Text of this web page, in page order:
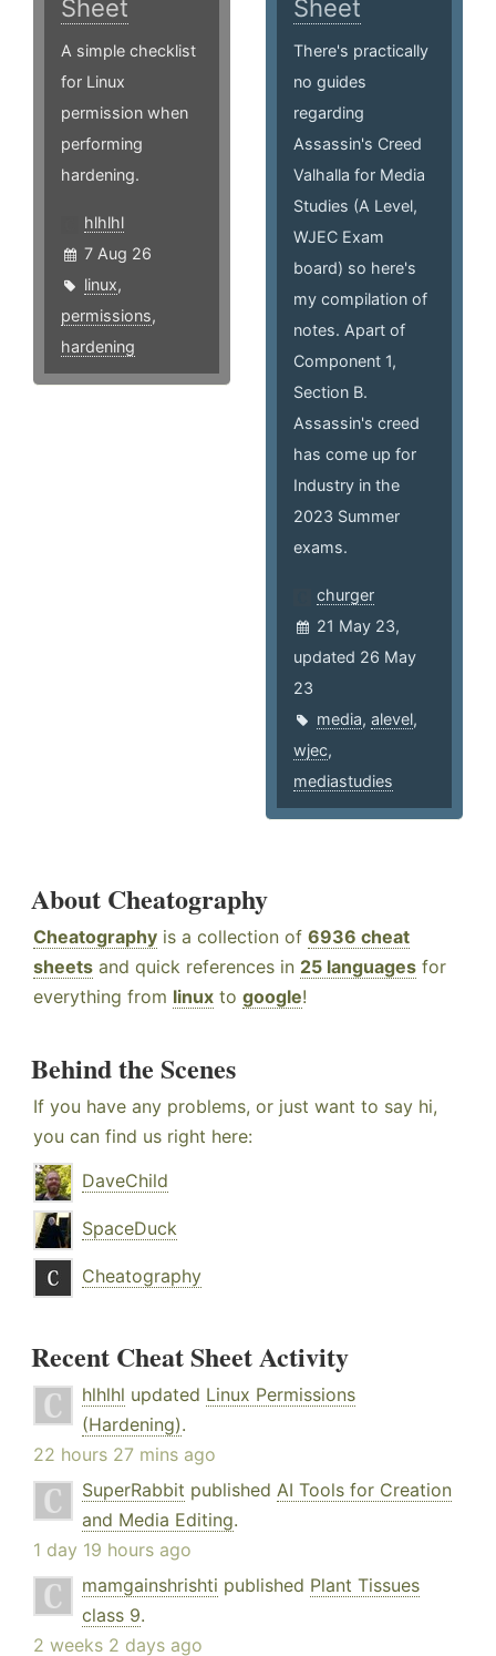
Sheet
A simple checklist
for Linux
permission when
performing
hardening.
hlhlhl
7 Aug 26
linux,
permissions,
hardening
Sheet
There's practically
no guides
regarding
Assassin's Creed
Valhalla for Media
Studies (A Level,
WJEC Exam
board) so here's
my compilation of
notes. Apart of
Component 1,
Section B.
Assassin's creed
has come up for
Industry in the
2023 Summer
exams.
churger
21 May 23,
updated 26 May
23
media,alevel,
wjec,
mediastudies
About Cheatography
Cheatography is a collection of 6936 cheat
sheets and quick references in 25 languages for
everything from linux to google!
Behind the Scenes
If you have any problems, or just want to say hi,
you can find us right here:
DaveChild
SpaceDuck
Cheatography
Recent Cheat Sheet Activity
hlhlhl updated Linux Permissions
(Hardening).
22 hours 27 mins ago
SuperRabbit published AI Tools for Creation
and Media Editing.
1 day 19 hours ago
mamgainshrishti published Plant Tissues
class 9.
2 weeks 2 days ago